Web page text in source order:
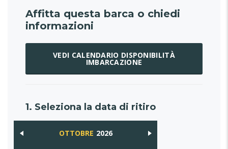
Affitta questa barca o chiedi
informazioni
VEDI CALENDARIO DISPONIBILITÀ
IMBARCAZIONE
1. Seleziona la data di ritiro
OTTOBRE 2026